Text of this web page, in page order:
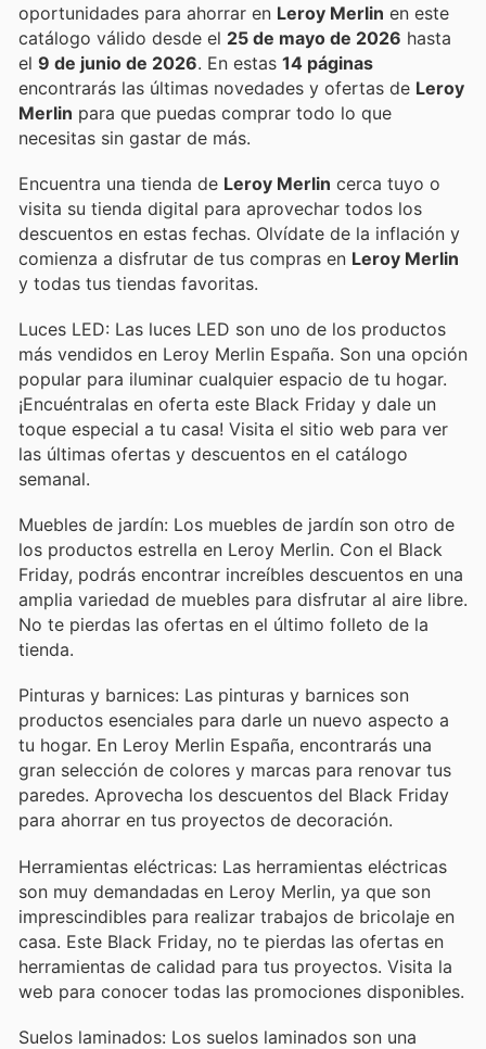
oportunidades para ahorrar en Leroy Merlin en este
catálogo válido desde el 25 de mayo de 2026 hasta
el 9 de junio de 2026 . En estas 14 páginas
encontrarás las últimas novedades y ofertas de Leroy
Merlin para que puedas comprar todo lo que
necesitas sin gastar de más.
Encuentra una tienda de Leroy Merlin cerca tuyo o
visita su tienda digital para aprovechar todos los
descuentos en estas fechas. Olvídate de la inflación y
comienza a disfrutar de tus compras en Leroy Merlin
y todas tus tiendas favoritas.
Luces LED: Las luces LED son uno de los productos
más vendidos en Leroy Merlin España. Son una opción
popular para iluminar cualquier espacio de tu hogar.
¡Encuéntralas en oferta este Black Friday y dale un
toque especial a tu casa! Visita el sitio web para ver
las últimas ofertas y descuentos en el catálogo
semanal.
Muebles de jardín: Los muebles de jardín son otro de
los productos estrella en Leroy Merlin. Con el Black
Friday, podrás encontrar increíbles descuentos en una
amplia variedad de muebles para disfrutar al aire libre.
No te pierdas las ofertas en el último folleto de la
tienda.
Pinturas y barnices: Las pinturas y barnices son
productos esenciales para darle un nuevo aspecto a
tu hogar. En Leroy Merlin España, encontrarás una
gran selección de colores y marcas para renovar tus
paredes. Aprovecha los descuentos del Black Friday
para ahorrar en tus proyectos de decoración.
Herramientas eléctricas: Las herramientas eléctricas
son muy demandadas en Leroy Merlin, ya que son
imprescindibles para realizar trabajos de bricolaje en
casa. Este Black Friday, no te pierdas las ofertas en
herramientas de calidad para tus proyectos. Visita la
web para conocer todas las promociones disponibles.
Suelos laminados: Los suelos laminados son una